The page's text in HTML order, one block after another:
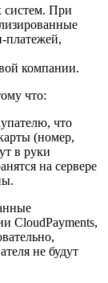
систем. При
платежей,
компании.
что:
что
(номер,
в руки
на сервере
CloudPayments,
не будут